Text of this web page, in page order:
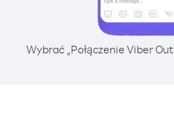
Wybrać „Połączenie Viber